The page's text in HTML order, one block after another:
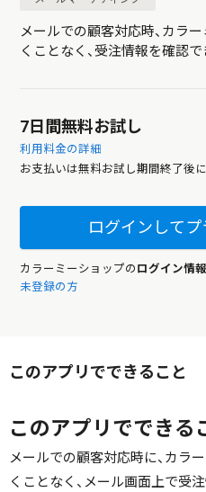
メールでの顧客対応時、カラ
くことなく、受注情報を確認で
7日間無料お試し
利用料金の詳細
お支払いは無料お試し期間終了後に
ログインして
カラーミーショップの ログイン情報
未登録の方
このアプリでできること
このアプリでできる
メールでの顧客対応時に、カラ
くことなく、メール画面上で受